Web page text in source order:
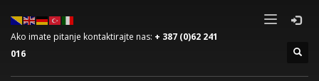
Ako imate pitanje kontaktirajte nas: + 387 (0)62 241
016